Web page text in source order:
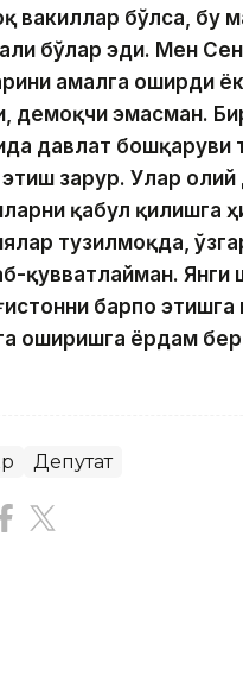
вакиллар бўлса, бу
бўлар эди. Мен
амалга оширди
демоқчи эмасман.
давлат бошқаруви
зарур. Улар
қабул қилишга
тузилмоқда,
қувватлайман.
барпо
оширишга ёрдам
Депутат